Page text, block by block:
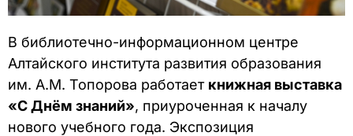
В библиотечно-информационном центре
Алтайского института развития образования
им. А.М. Топорова работает книжная выставка
«С Днём знаний», приуроченная к началу
нового учебного года. Экспозиция